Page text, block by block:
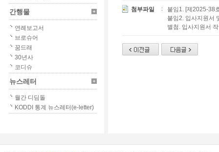
간행물
연례보고서
브로슈어
꿈드래
30년사
코디슈
뉴스레터
월간 디딤돌
KODDI 통계 뉴스레터(e-letter)
첨부파일
붙임1. [제2025-38
붙임2. 입사지원서
별첨. 입사지원서